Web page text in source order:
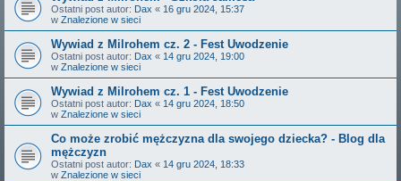
Ostatni post autor: Dax « 16 gru 2024, 15:37
w Znalezione w sieci
Wywiad z Milrohem cz. 2 - Fest Uwodzenie
Ostatni post autor: Dax « 14 gru 2024, 19:00
w Znalezione w sieci
Wywiad z Milrohem cz. 1 - Fest Uwodzenie
Ostatni post autor: Dax « 14 gru 2024, 18:50
w Znalezione w sieci
Co może zrobić mężczyzna dla swojego dziecka? - Blog dla
mężczyzn
Ostatni post autor: Dax « 14 gru 2024, 18:33
w Znalezione w sieci